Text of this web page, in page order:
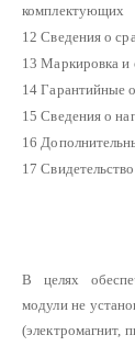
комплектующих
12 Сведения о
13 Маркировка и
14 Гарантийные
15 Сведения о
16
17
В целях
модули не
(электромагнит,